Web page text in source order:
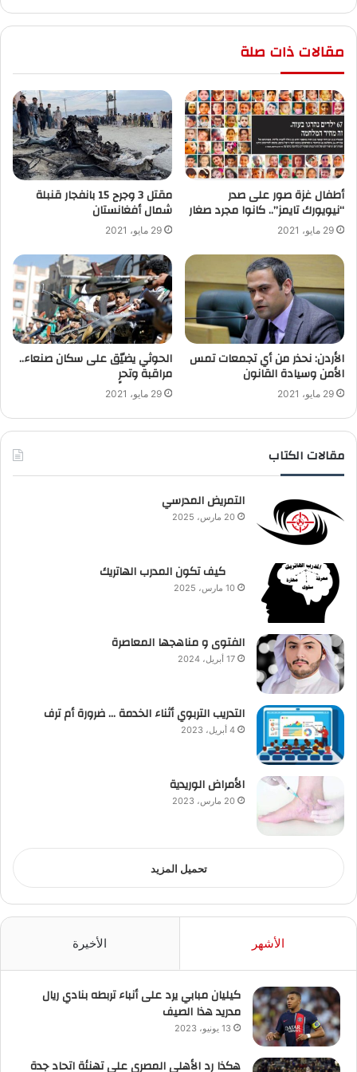
مقالات ذات صلة
أطفال غزة صور على صدر
“نيويورك تايمز”.. كانوا مجرد صغار
29 مايو، 2021
‬شمال أفغانستان
29 مايو، 2021
الأردن: نحذر من أي تجمعات تمس
الأمن وسيادة القانون
29 مايو، 2021
الحوثي يضيّق على سكان صنعاء..
مراقبة وتحرٍ
29 مايو، 2021
مقالات الكتاب
التمريض المدرسي
20 مارس، 2025
كيف تكون المدرب الهاتريك
10 مارس، 2025
الفتوى و مناهجها المعاصرة
17 أبريل، 2024
التدريب التربوي أثناء الخدمة … ضرورة أم ترف
4 أبريل، 2023
الأمراض الوريدية
20 مارس، 2023
تحميل المزيد
الأشهر الأخيرة
كيليان مبابي يرد على أنباء تربطه بنادي ريال
مدريد هذا الصيف
13 يونيو، 2023
هكذا رد الأهلي المصري على تهنئة اتحاد جدة